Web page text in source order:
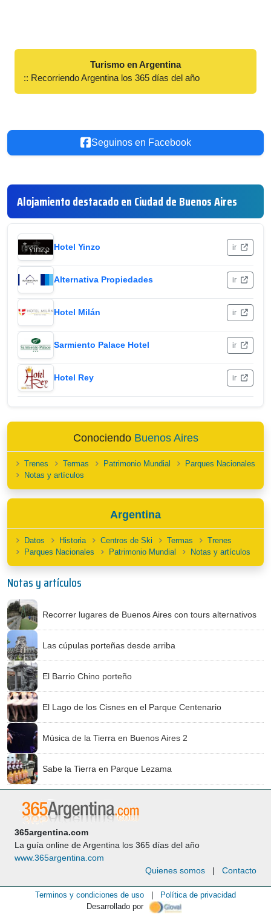
Turismo en Argentina
:: Recorriendo Argentina los 365 días del año
Seguinos en Facebook
Alojamiento destacado en Ciudad de Buenos Aires
Hotel Yinzo ir
Alternativa Propiedades ir
Hotel Milán ir
Sarmiento Palace Hotel ir
Hotel Rey ir
Conociendo Buenos Aires
Trenes Termas Patrimonio Mundial
Parques Nacionales
Notas y artículos
Argentina
Datos Historia Centros de Ski Termas
Trenes
Parques Nacionales
Patrimonio Mundial Notas y artículos
Notas y artículos
Recorrer lugares de Buenos Aires con tours alternativos
Las cúpulas porteñas desde arriba
El Barrio Chino porteño
El Lago de los Cisnes en el Parque Centenario
Música de la Tierra en Buenos Aires 2
Sabe la Tierra en Parque Lezama
365argentina.com
La guía online de Argentina los 365 días del año
www.365argentina.com
Quienes somos | Contacto
Terminos y condiciones de uso
Política de privacidad
Desarrollado por